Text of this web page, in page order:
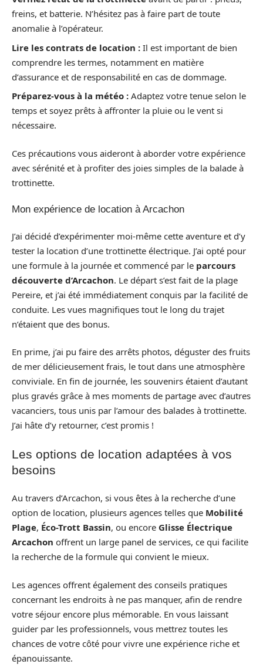
freins, et batterie. N’hésitez pas à faire part de toute
anomalie à l’opérateur.
Lire les contrats de location : Il est important de bien
comprendre les termes, notamment en matière
d’assurance et de responsabilité en cas de dommage.
Préparez-vous à la météo : Adaptez votre tenue selon le
temps et soyez prêts à affronter la pluie ou le vent si
nécessaire.
Ces précautions vous aideront à aborder votre expérience
avec sérénité et à profiter des joies simples de la balade à
trottinette.
Mon expérience de location à Arcachon
J’ai décidé d’expérimenter moi-même cette aventure et d’y
tester la location d’une trottinette électrique. J’ai opté pour
une formule à la journée et commencé par le parcours
découverte d’Arcachon. Le départ s’est fait de la plage
Pereire, et j’ai été immédiatement conquis par la facilité de
conduite. Les vues magnifiques tout le long du trajet
n’étaient que des bonus.
En prime, j’ai pu faire des arrêts photos, déguster des fruits
de mer délicieusement frais, le tout dans une atmosphère
conviviale. En fin de journée, les souvenirs étaient d’autant
plus gravés grâce à mes moments de partage avec d’autres
vacanciers, tous unis par l’amour des balades à trottinette.
J’ai hâte d’y retourner, c’est promis !
Les options de location adaptées à vos
besoins
Au travers d’Arcachon, si vous êtes à la recherche d’une
option de location, plusieurs agences telles que Mobilité
Plage, Éco-Trott Bassin, ou encore Glisse Électrique
Arcachon offrent un large panel de services, ce qui facilite
la recherche de la formule qui convient le mieux.
Les agences offrent également des conseils pratiques
concernant les endroits à ne pas manquer, afin de rendre
votre séjour encore plus mémorable. En vous laissant
guider par les professionnels, vous mettrez toutes les
chances de votre côté pour vivre une expérience riche et
épanouissante.